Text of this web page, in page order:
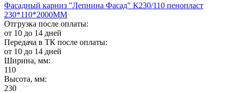
Фасадный карниз "Лепнина Фасад" К230/110 пенопласт
230*110*2000ММ
Отгрузка после оплаты:
от 10 до 14 дней
Передача в ТК после оплаты:
от 10 до 14 дней
Ширина, мм:
110
Высота, мм:
230